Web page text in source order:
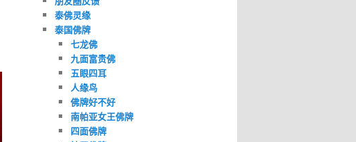
泰佛灵缘
泰国佛牌
七龙佛
九面富贵佛
五眼四耳
人缘鸟
佛牌好不好
南帕亚女王佛牌
四面佛牌